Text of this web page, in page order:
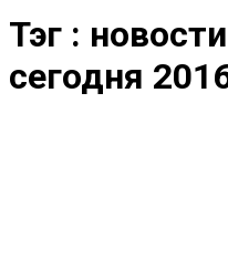
Тэг :
сегодня